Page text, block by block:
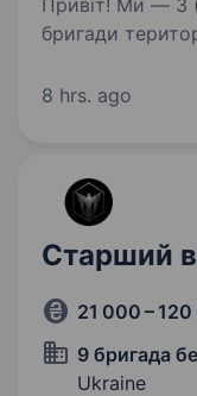
Привіт! Ми — 3
бригади
на захисті
8 hrs. ago
Старший
21 000 –
9 бригада
Ukraine